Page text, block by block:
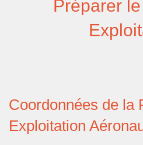
Préparer
Coordonnées de la
Exploitation